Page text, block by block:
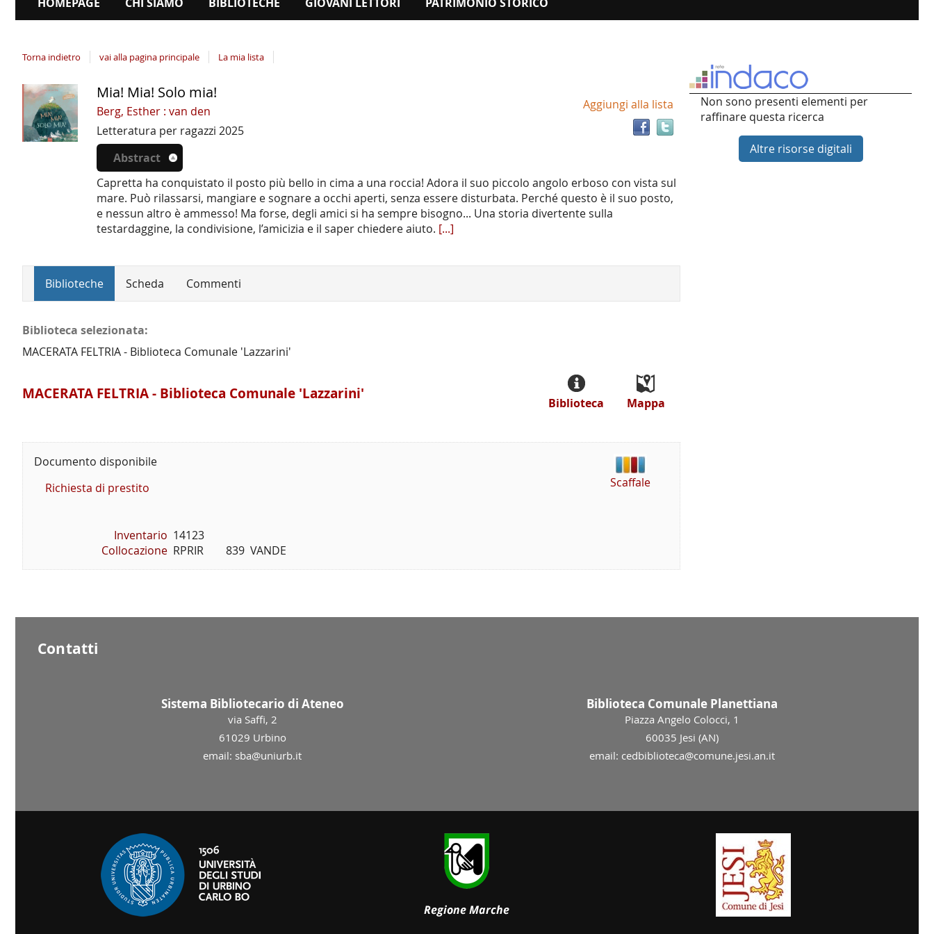
Torna indietro vai alla pagina principale La mia lista
Dettaglio
del
documento
Trova
documento
Aggiungi alla lista
Mia! Mia! Solo mia!
Berg, Esther : van den
Letteratura per ragazzi 2025
Abstract
Capretta ha conquistato il posto più bello in cima a una roccia! Adora il suo piccolo angolo erboso con vista sul
mare. Può rilassarsi, mangiare e sognare a occhi aperti, senza essere disturbata. Perché questo è il suo posto,
e nessun altro è ammesso! Ma forse, degli amici si ha sempre bisogno... Una storia divertente sulla
testardaggine, la condivisione, l’amicizia e il saper chiedere aiuto. [...]
Biblioteche Scheda Commenti
Biblioteca selezionata:
MACERATA FELTRIA - Biblioteca Comunale 'Lazzarini'
MACERATA FELTRIA - Biblioteca Comunale 'Lazzarini'
Mappa
Biblioteca
Documento disponibile
Richiesta di prestito
Inventario 14123
Collocazione RPRIR        839  VANDE
Scaffale
Non sono presenti elementi per
raffinare questa ricerca
Altre risorse digitali
Contatti
Sistema Bibliotecario di Ateneo
via Saffi, 2
61029 Urbino
email: sba@uniurb.it
Biblioteca Comunale Planettiana
Piazza Angelo Colocci, 1
60035 Jesi (AN)
email: cedbiblioteca@comune.jesi.an.it